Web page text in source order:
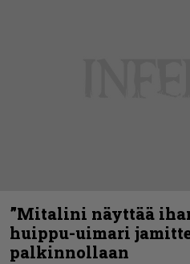
”Mitalini näyttää
huippu-uimari
palkinnollaan